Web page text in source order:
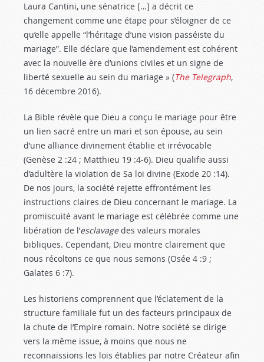
Laura Cantini, une sénatrice […] a décrit ce
changement comme une étape pour s’éloigner de ce
qu’elle appelle “l’héritage d’une vision passéiste du
mariage”. Elle déclare que l’amendement est cohérent
avec la nouvelle ère d’unions civiles et un signe de
liberté sexuelle au sein du mariage » (The Telegraph,
16 décembre 2016).
La Bible révèle que Dieu a conçu le mariage pour être
un lien sacré entre un mari et son épouse, au sein
d’une alliance divinement établie et irrévocable
(Genèse 2 :24 ; Matthieu 19 :4-6). Dieu qualifie aussi
d’adultère la violation de Sa loi divine (Exode 20 :14).
De nos jours, la société rejette effrontément les
instructions claires de Dieu concernant le mariage. La
promiscuité avant le mariage est célébrée comme une
libération de l’esclavagedes valeurs morales
bibliques. Cependant, Dieu montre clairement que
nous récoltons ce que nous semons (Osée 4 :9 ;
Galates 6 :7).
Les historiens comprennent que l’éclatement de la
structure familiale fut un des facteurs principaux de
la chute de l’Empire romain. Notre société se dirige
vers la même issue, à moins que nous ne
reconnaissions les lois établies par notre Créateur afin